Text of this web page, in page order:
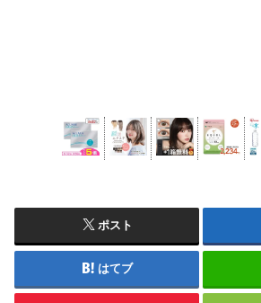
ポスト
はてブ